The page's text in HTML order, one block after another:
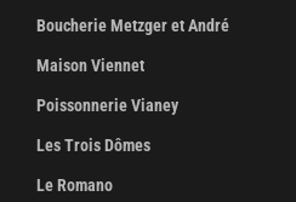
Boucherie Metzger et André
Maison Viennet
Poissonnerie Vianey
Les Trois Dômes
Le Romano